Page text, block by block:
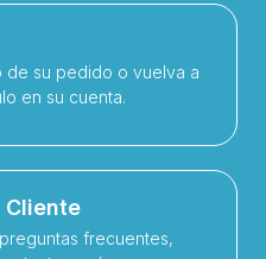
de su pedido o vuelva a
en su cuenta.
Cliente
frecuentes,